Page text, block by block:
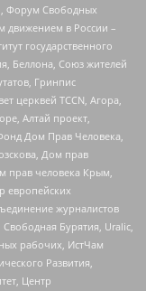
Форум Свободных
движением в России –
государственного
Беллона, Союз жителей
Гринпис
церквей TCCN, Агора,
Алтай проект,
Дом Прав Человека,
Дом прав
прав человека Крым,
европейских
журналистов
Бурятия, Uralic,
рабочих, ИстЧам
Развития,
Центр